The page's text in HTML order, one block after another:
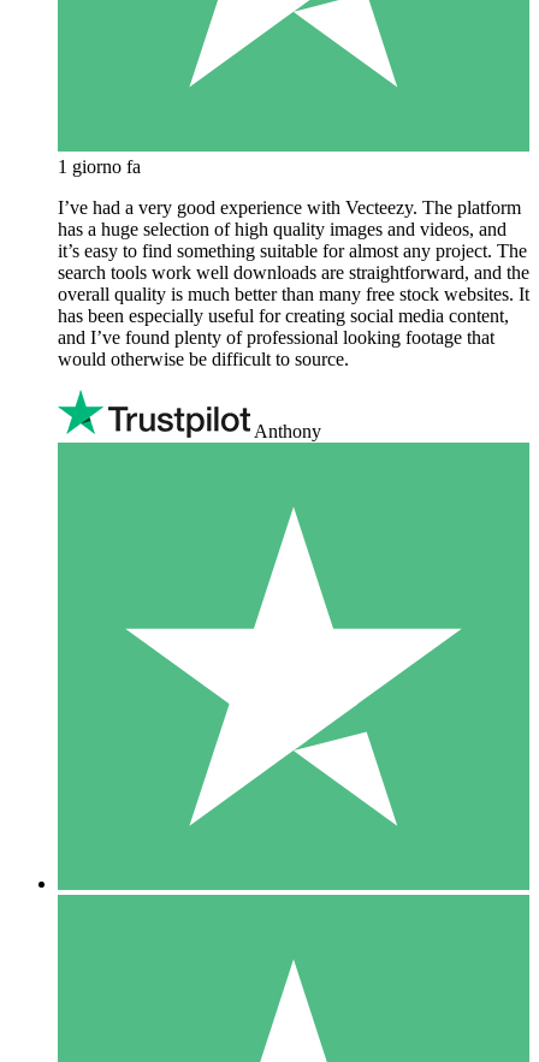
1 giorno fa
I’ve had a very good experience with Vecteezy. The platform
has a huge selection of high quality images and videos, and
it’s easy to find something suitable for almost any project. The
search tools work well downloads are straightforward, and the
overall quality is much better than many free stock websites. It
has been especially useful for creating social media content,
and I’ve found plenty of professional looking footage that
would otherwise be difficult to source.
Anthony